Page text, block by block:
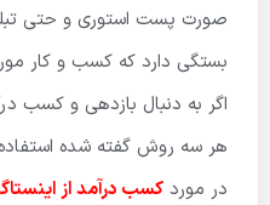
صورت پست استوری و حتی
بستگی دارد که کسب و کار
اگر به دنبال بازدهی و کسب
هر سه روش گفته شده
در مورد کسب درآمد از